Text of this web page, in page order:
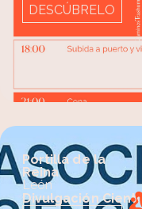
DESCÚBRELO
Portilla de la
Reina
León
Divulgación